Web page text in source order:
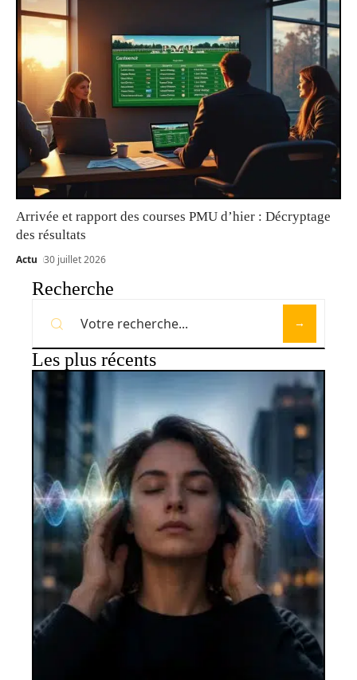
Arrivée et rapport des courses PMU d’hier : Décryptage
des résultats
Actu 30 juillet 2026
Recherche
Les plus récents